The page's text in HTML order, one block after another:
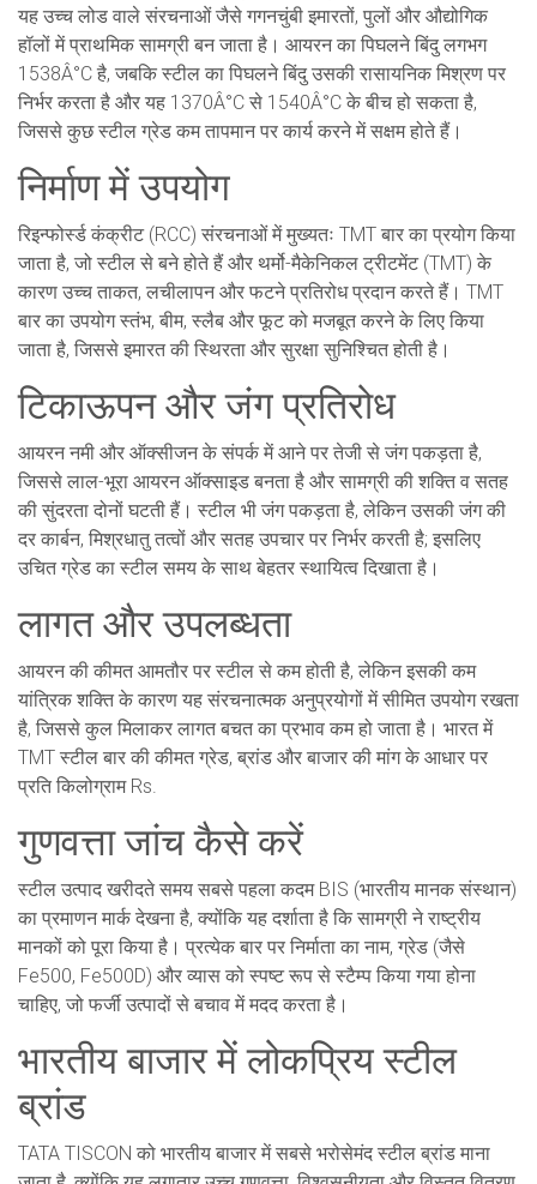
यह उच्च लोड वाले संरचनाओं जैसे गगनचुंबी इमारतों, पुलों और औद्योगिक
हॉलों में प्राथमिक सामग्री बन जाता है। आयरन का पिघलने बिंदु लगभग
1538Â°C है, जबकि स्टील का पिघलने बिंदु उसकी रासायनिक मिश्रण पर
निर्भर करता है और यह 1370Â°C से 1540Â°C के बीच हो सकता है,
जिससे कुछ स्टील ग्रेड कम तापमान पर कार्य करने में सक्षम होते हैं।
निर्माण में उपयोग
रिइन्फोर्स्ड कंक्रीट (RCC) संरचनाओं में मुख्यतः TMT बार का प्रयोग किया
जाता है, जो स्टील से बने होते हैं और थर्मो-मैकेनिकल ट्रीटमेंट (TMT) के
कारण उच्च ताकत, लचीलापन और फटने प्रतिरोध प्रदान करते हैं। TMT
बार का उपयोग स्तंभ, बीम, स्लैब और फूट को मजबूत करने के लिए किया
जाता है, जिससे इमारत की स्थिरता और सुरक्षा सुनिश्चित होती है।
टिकाऊपन और जंग प्रतिरोध
आयरन नमी और ऑक्सीजन के संपर्क में आने पर तेजी से जंग पकड़ता है,
जिससे लाल-भूरा आयरन ऑक्साइड बनता है और सामग्री की शक्ति व सतह
की सुंदरता दोनों घटती हैं। स्टील भी जंग पकड़ता है, लेकिन उसकी जंग की
दर कार्बन, मिश्रधातु तत्वों और सतह उपचार पर निर्भर करती है; इसलिए
उचित ग्रेड का स्टील समय के साथ बेहतर स्थायित्व दिखाता है।
लागत और उपलब्धता
आयरन की कीमत आमतौर पर स्टील से कम होती है, लेकिन इसकी कम
यांत्रिक शक्ति के कारण यह संरचनात्मक अनुप्रयोगों में सीमित उपयोग रखता
है, जिससे कुल मिलाकर लागत बचत का प्रभाव कम हो जाता है। भारत में
TMT स्टील बार की कीमत ग्रेड, ब्रांड और बाजार की मांग के आधार पर
प्रति किलोग्राम Rs.
गुणवत्ता जांच कैसे करें
स्टील उत्पाद खरीदते समय सबसे पहला कदम BIS (भारतीय मानक संस्थान)
का प्रमाणन मार्क देखना है, क्योंकि यह दर्शाता है कि सामग्री ने राष्ट्रीय
मानकों को पूरा किया है। प्रत्येक बार पर निर्माता का नाम, ग्रेड (जैसे
Fe500, Fe500D) और व्यास को स्पष्ट रूप से स्टैम्प किया गया होना
चाहिए, जो फर्जी उत्पादों से बचाव में मदद करता है।
भारतीय बाजार में लोकप्रिय स्टील
ब्रांड
TATA TISCON को भारतीय बाजार में सबसे भरोसेमंद स्टील ब्रांड माना